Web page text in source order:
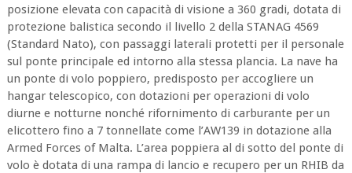
posizione elevata con capacità di visione a 360 gradi, dotata di
protezione balistica secondo il livello 2 della STANAG 4569
(Standard Nato), con passaggi laterali protetti per il personale
sul ponte principale ed intorno alla stessa plancia. La nave ha
un ponte di volo poppiero, predisposto per accogliere un
hangar telescopico, con dotazioni per operazioni di volo
diurne e notturne nonché rifornimento di carburante per un
elicottero fino a 7 tonnellate come l’AW139 in dotazione alla
Armed Forces of Malta. L’area poppiera al di sotto del ponte di
volo è dotata di una rampa di lancio e recupero per un RHIB da